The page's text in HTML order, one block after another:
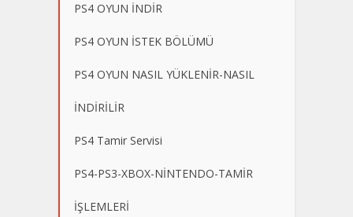
PS4 OYUN İNDİR
PS4 OYUN İSTEK BÖLÜMÜ
PS4 OYUN NASIL YÜKLENİR-NASIL
İNDİRİLİR
PS4 Tamir Servisi
PS4-PS3-XBOX-NİNTENDO-TAMİR
İŞLEMLERİ